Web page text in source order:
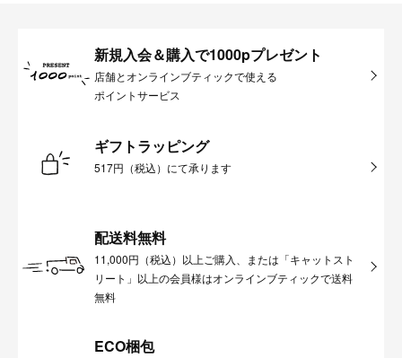
新規入会＆購入で1000pプレゼント
店舗とオンラインブティックで使える
ポイントサービス
ギフトラッピング
517円（税込）にて承ります
配送料無料
11,000円（税込）以上ご購入、または「キャットスト
リート」以上の会員様はオンラインブティックで送料
無料
ECO梱包